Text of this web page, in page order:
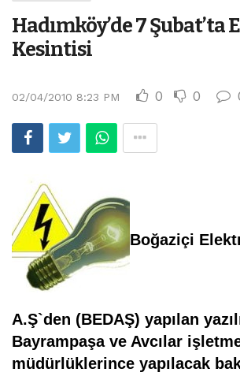
Hadımköy’de 7
Kesintisi
02/04/2010 8:23 PM 0 0
Boğaziçi
A.Ş`den (BEDAŞ) yapılan
Bayrampaşa ve Avcılar
müdürlüklerince yapılacak